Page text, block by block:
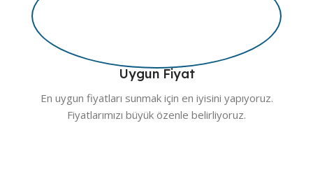
Uygun Fiyat
En uygun fiyatları sunmak için en iyisini yapıyoruz.
Fiyatlarımızı büyük özenle belirliyoruz.